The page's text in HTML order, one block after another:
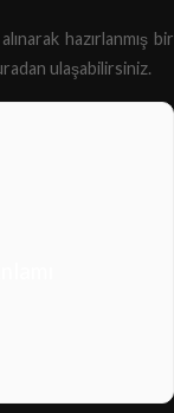
hazırlanmış bir
ulaşabilirsiniz.